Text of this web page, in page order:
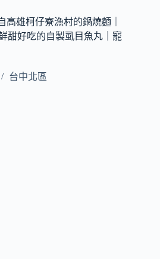
雄柯仔寮漁村的鍋燒麵｜
甜好吃的自製虱目魚丸｜寵
台中北區